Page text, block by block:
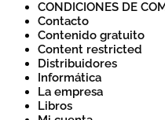
CONDICIONES DE
Contacto
Contenido gratuito
Content restricted
Distribuidores
Informática
La empresa
Libros